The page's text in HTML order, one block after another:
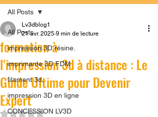
All Posts
impression 3D résine.
imprimante 3D FDM
filament 3d,
impression 3D en ligne
CONCESSION LV3D
All Posts
formation à
l'impression 3d à distance : Le
Guide Ultime pour Devenir
Expert
Lv3dblog1
21 avr. 2025 9 min de lecture
Noté NaN étoiles sur 5.